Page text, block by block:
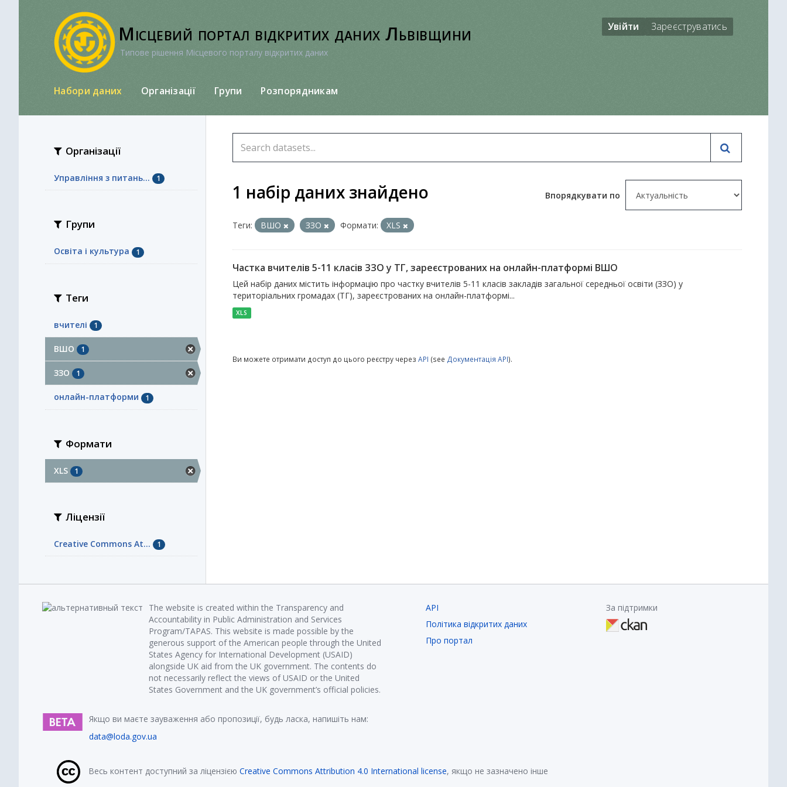
Місцевий портал відкритих даних Львівщини
Типове рішення Місцевого порталу відкритих даних
Увійти Зареєструватись
Набори даних Організації Групи Розпорядникам
Організації
Управління з питань... 1
Групи
Освіта і культура 1
Теги
вчителі 1
ВШО 1
ЗЗО 1
онлайн-платформи 1
Формати
XLS 1
Ліцензії
Creative Commons At... 1
Впорядкувати по
1 набір даних знайдено
Теги: ВШО ЗЗО Формати: XLS
Частка вчителів 5-11 класів ЗЗО у ТГ, зареєстрованих на онлайн-платформі ВШО
Цей набір даних містить інформацію про частку вчителів 5-11 класів закладів загальної середньої освіти (ЗЗО) у
територіальних громадах (ТГ), зареєстрованих на онлайн-платформі...
XLS
Ви можете отримати доступ до цього реєстру через API (see Документація API).
The website is created within the Transparency and
Accountability in Public Administration and Services
Program/TAPAS. This website is made possible by the
generous support of the American people through the United
States Agency for International Development (USAID)
alongside UK aid from the UK government. The contents do
not necessarily reflect the views of USAID or the United
States Government and the UK government’s official policies.
Якщо ви маєте зауваження або пропозиції, будь ласка, напишіть нам:
data@loda.gov.ua
API
Політика відкритих даних
Про портал
За підтримки
Весь контент доступний за ліцензією Creative Commons Attribution 4.0 International license, якщо не зазначено інше